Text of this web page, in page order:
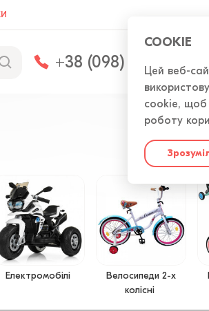
+38 (098) 300-50-52
Електромобілі
Велосипеди 2-х
колісні
COOKIE
Цей веб-
cookie,
роботу